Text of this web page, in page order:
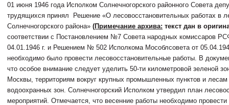
01 июня 1946 года Исполком Солнечногорского районного Совета
трудящихся принял Решение «О лесовосстановительных работах в
Солнечногорского района» (Примечание архива: текст дан в
соответствии с Постановлением №7 Совета народных комиссаров
04.01.1946 г. и Решением № 502 Исполкома Мособлсовета от
необходимо было провести лесовосстановительные работы. В
что особое внимание следует уделить 50-ти километровой зеленой
Москвы, территориям вокруг крупных промышленных пунктов и лесам
водоохранных зон. Солнечногорский Исполком утвердил план
мероприятий. Отмечается, что весенние работы необходимо